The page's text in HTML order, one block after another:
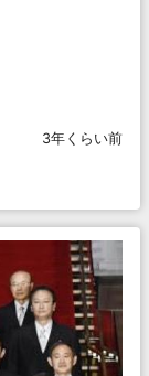
3年くらい前